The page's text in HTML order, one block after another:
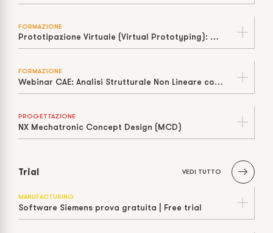
FORMAZIONE
Prototipazione Virtuale (Virtual Prototyping): Cos’è, Come Funziona e Perché Riduce Tempi e Costi
FORMAZIONE
Webinar CAE: Analisi Strutturale Non Lineare con Siemens Nastran
PROGETTAZIONE
NX Mechatronic Concept Design (MCD)
Trial VEDI TUTTO
MANUFACTURING
Software Siemens prova gratuita | Free trial